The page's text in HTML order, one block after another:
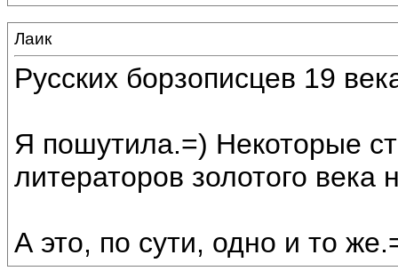
Лаик
Русских борзописцев 19
Я пошутила.=) Некоторые
литераторов золотого
А это, по сути, одно и то